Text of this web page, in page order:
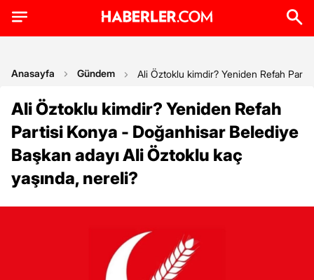
Anasayfa Gündem Ali Öztoklu kimdir? Yeniden Refah
Ali Öztoklu kimdir? Yeniden Refah
Partisi Konya - Doğanhisar Belediye
Başkan adayı Ali Öztoklu kaç
yaşında, nereli?